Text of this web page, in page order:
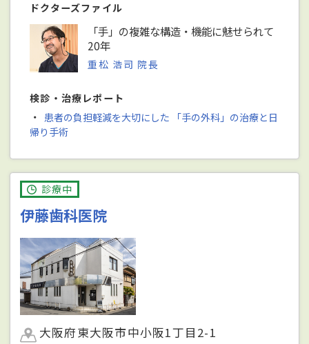
ドクターズファイル
「手」の複雑な構造・機能に魅せられて
20年
重松 浩司 院長
検診・治療レポート
・ 患者の負担軽減を大切にした 「手の外科」の治療と日
帰り手術
診療中
伊藤歯科医院
大阪府東大阪市中小阪1丁目2-1